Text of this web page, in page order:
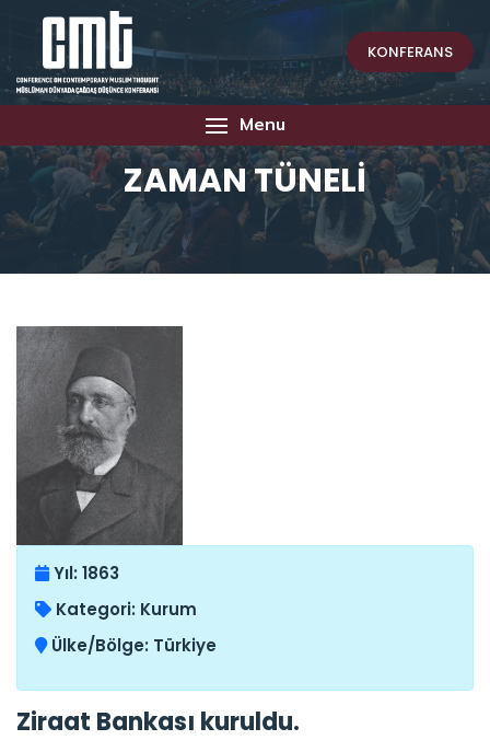
KONFERANS
Menu
ZAMAN TÜNELİ
Yıl: 1863
Kategori: Kurum
Ülke/Bölge: Türkiye
Ziraat Bankası kuruldu.